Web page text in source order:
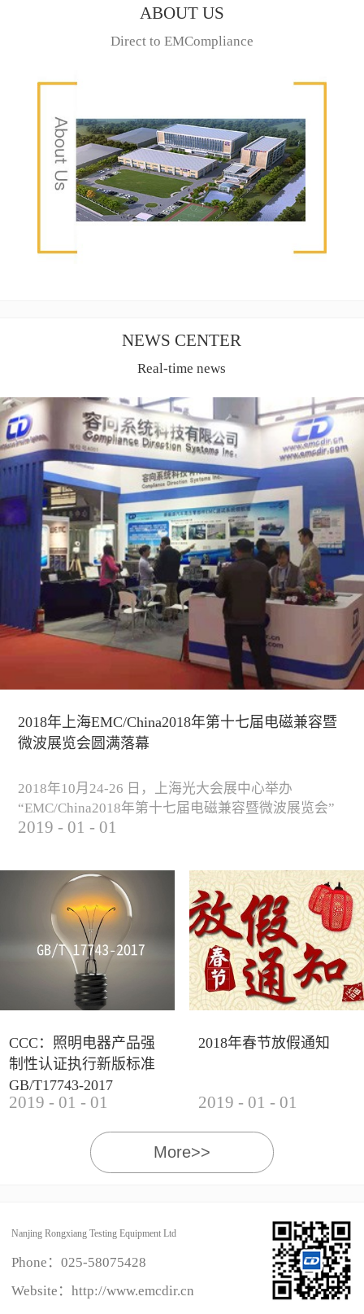
ABOUT US
Direct to EMCompliance
NEWS CENTER
Real-time news
2018年上海EMC/China2018年第十七届电磁兼容暨
微波展览会圆满落幕
2018年10月24-26 日，上海光大会展中心举办
“EMC/China2018年第十七届电磁兼容暨微波展览会”
圆满落幕。我公司与来自军工、汽车、科研院校、通
状与未来，并展出测试、整改等行业尖端设备，吸引
业内外人士参观驻足。展会期间我公司举办了《电磁
兼容测试和设计技术》技术讲座，本次讲座同时特邀
德国Langer公司资深工程师Lars Glaesser...
2019 - 01 - 01
CCC：照明电器产品强
制性认证执行新版标准
GB/T17743-2017
2019 - 01 - 01
2018年春节放假通知
2019 - 01 - 01
More>>
Nanjing Rongxiang Testing Equipment Ltd
Phone： 025-58075428
Website：http://www.emcdir.cn